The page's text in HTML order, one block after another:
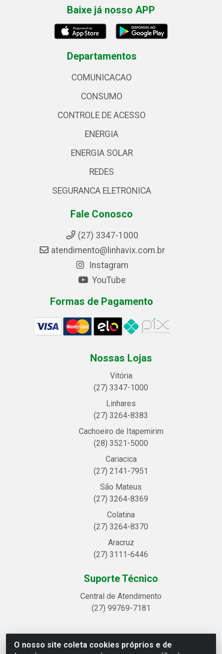
O nosso site coleta cookies próprios e de
Baixe já nosso APP
Departamentos
COMUNICACAO
CONSUMO
CONTROLE DE ACESSO
ENERGIA
ENERGIA SOLAR
REDES
SEGURANCA ELETRONICA
Fale Conosco
(27) 3347-1000
atendimento@linhavix.com.br
Instagram
YouTube
Formas de Pagamento
Nossas Lojas
Vitória
(27) 3347-1000
Linhares
(27) 3264-8383
Cachoeiro de Itapemirim
(28) 3521-5000
Cariacica
(27) 2141-7951
São Mateus
(27) 3264-8369
Colatina
(27) 3264-8370
Aracruz
(27) 3111-6446
Suporte Técnico
Central de Atendimento
(27) 99769-7181
Linhavix Distribuidora LTDA - Avenida Alegre, 2521 -